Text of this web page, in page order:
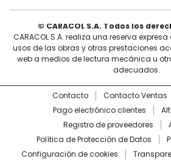
© CARACOL S.A. Todos los
CARACOL S.A. realiza una reserva
usos de las obras y otras prestaciones
web a medios de lectura mecánica u
adecuados.
Contacto Contacto Ventas
Pago electrónico clientes
Registro de proveedores
Política de Protección de Datos
Configuración de cookies